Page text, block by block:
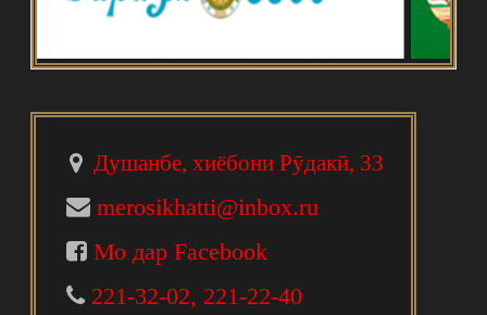
Душанбе, хиёбони Рӯдакӣ, 33
merosikhatti@inbox.ru
Мо дар Facebook
221-32-02, 221-22-40